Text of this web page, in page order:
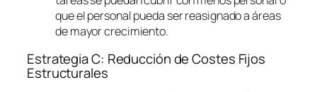
que el personal pueda ser reasignado a áreas
de mayor crecimiento.
Estrategia C: Reducción de Costes Fijos
Estructurales